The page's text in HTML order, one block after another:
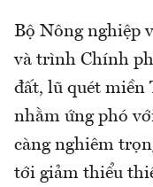
Bộ Nông nghiệp
và trình Chính
đất, lũ quét miền
nhằm ứng phó
càng nghiêm
tới giảm thiểu